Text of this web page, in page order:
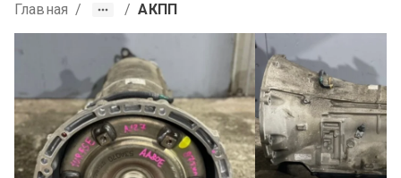
Главная / / АКПП